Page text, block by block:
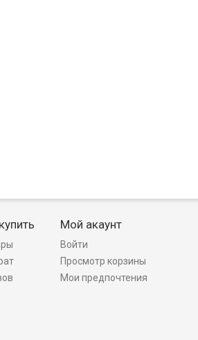
Мой акаунт
Войти
Просмотр корзины
Мои предпочтения